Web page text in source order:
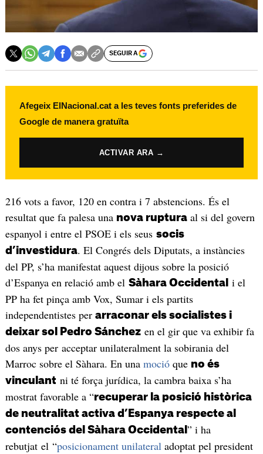
SEGUIR A
Afegeix ElNacional.cat a les teves fonts preferides de
Google de manera gratuïta
ACTIVAR ARA →
216 vots a favor, 120 en contra i 7 abstencions. És el
resultat que fa palesa una nova rupturaal si del govern
espanyol i entre el PSOE i els seus socis
d’investidura. El Congrés dels Diputats, a instàncies
del PP, s’ha manifestat aquest dijous sobre la posició
d’Espanya en relació amb el Sàhara Occidental i el
PP ha fet pinça amb Vox, Sumar i els partits
independentistes per arraconar els socialistes i
deixar sol Pedro Sánchezen el gir que va exhibir fa
dos anys per acceptar unilateralment la sobirania del
Marroc sobre el Sàhara. En una mocióque no és
vinculantni té força jurídica, la cambra baixa s’ha
mostrat favorable a “recuperar la posició històrica
de neutralitat activa d’Espanya respecte al
contenciós del Sàhara Occidental ” i ha
rebutjat el “posicionament unilateraladoptat pel president